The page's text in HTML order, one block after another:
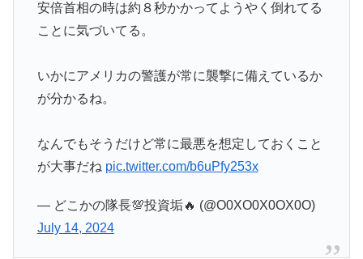
安倍首相の時は約８秒かかってようやく倒れてる
ことに気づいてる。
いかにアメリカの警護が常に襲撃に備えているか
が分かるね。
なんでもそうだけど常に最悪を想定しておくこと
が大事だね pic.twitter.com/b6uPfy253x
— どこかの隊長💯投資垢🔥 (@O0XO0X0OX0O)
July 14, 2024